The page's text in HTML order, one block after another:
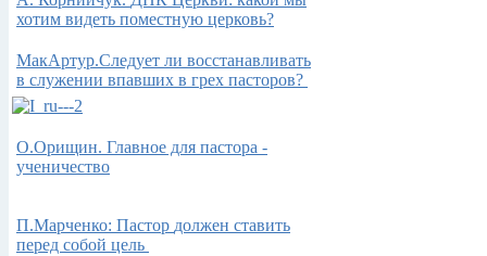
хотим видеть поместную церковь?
МакАртур.Следует ли восстанавливать
в служении впавших в грех пасторов?
О.Орищин. Главное для пастора -
ученичество
П.Марченко: Пастор должен ставить
перед собой цель